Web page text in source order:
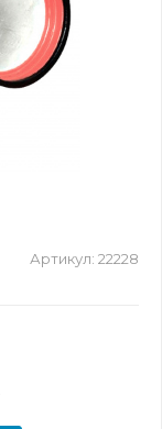
Артикул: 22228